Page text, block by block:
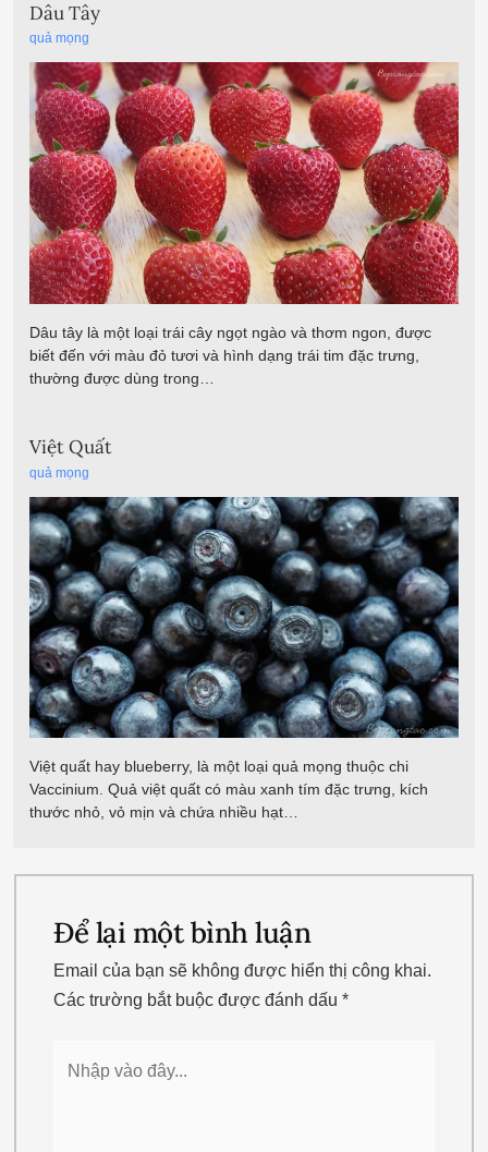
Dâu Tây
quả mọng
Dâu tây là một loại trái cây ngọt ngào và thơm ngon, được
biết đến với màu đỏ tươi và hình dạng trái tim đặc trưng,
thường được dùng trong…
Việt Quất
quả mọng
Việt quất hay blueberry, là một loại quả mọng thuộc chi
Vaccinium. Quả việt quất có màu xanh tím đặc trưng, kích
thước nhỏ, vỏ mịn và chứa nhiều hạt…
Để lại một bình luận
Email của bạn sẽ không được hiển thị công khai.
Các trường bắt buộc được đánh dấu*